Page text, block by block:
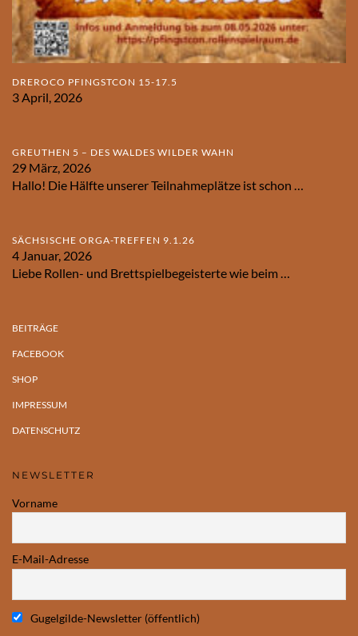
DREROCO PFINGSTCON 15-17.5
3 April, 2026
GREUTHEN 5 – DES WALDES WILDER WAHN
29 März, 2026
Hallo! Die Hälfte unserer Teilnahmeplätze ist schon
SÄCHSISCHE ORGA-TREFFEN 9.1.26
4 Januar, 2026
Liebe Rollen- und Brettspielbegeisterte wie beim
BEITRÄGE
FACEBOOK
SHOP
IMPRESSUM
DATENSCHUTZ
NEWSLETTER
Vorname
E-Mail-Adresse
Gugelgilde-Newsletter (öffentlich)